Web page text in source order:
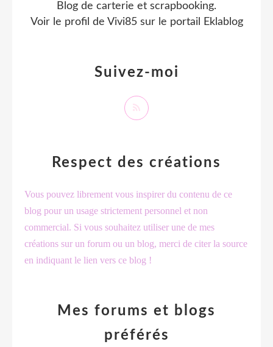
Blog de carterie et scrapbooking.
Voir le profil de Vivi85sur le portail Eklablog
Suivez-moi
Respect des créations
Vous pouvez librement vous inspirer du contenu de ce
blog pour un usage strictement personnel et non
commercial. Si vous souhaitez utiliser une de mes
créations sur un forum ou un blog, merci de citer la source
en indiquant le lien vers ce blog !
Mes forums et blogs
préférés